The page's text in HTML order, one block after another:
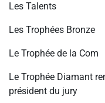
Les Talents
Les Trophées Bronze
Le Trophée de la Com
Le Trophée Diamant
président du jury